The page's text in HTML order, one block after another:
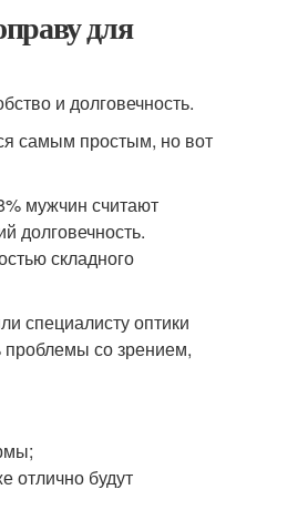
для
и долговечность.
самым простым, но вот
мужчин считают
долговечность.
складного
специалисту оптики
проблемы со зрением,
отлично будут